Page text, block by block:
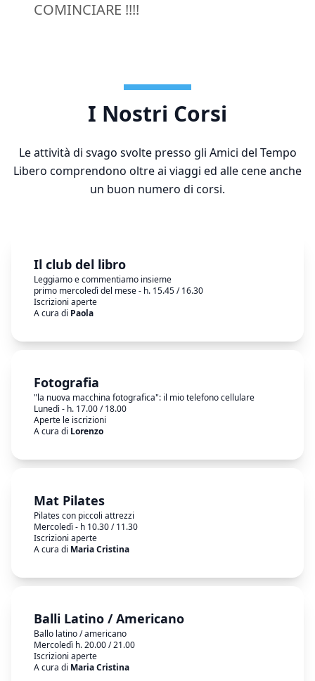
COMINCIARE !!!!
I Nostri Corsi
Le attività di svago svolte presso gli Amici del Tempo
Libero comprendono oltre ai viaggi ed alle cene anche
un buon numero di corsi.
Il club del libro
Leggiamo e commentiamo insieme
primo mercoledì del mese - h. 15.45 / 16.30
Iscrizioni aperte
A cura di Paola
Fotografia
"la nuova macchina fotografica": il mio telefono cellulare
Lunedì - h. 17.00 / 18.00
Aperte le iscrizioni
A cura di Lorenzo
Mat Pilates
Pilates con piccoli attrezzi
Mercoledì - h 10.30 / 11.30
Iscrizioni aperte
A cura di Maria Cristina
Balli Latino / Americano
Ballo latino / americano
Mercoledì h. 20.00 / 21.00
Iscrizioni aperte
A cura di Maria Cristina